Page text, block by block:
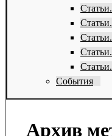
События
Архив